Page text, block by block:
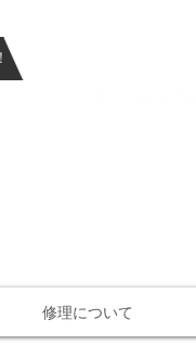
修理について